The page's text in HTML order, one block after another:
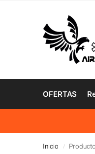
OFERTAS
Inicio /